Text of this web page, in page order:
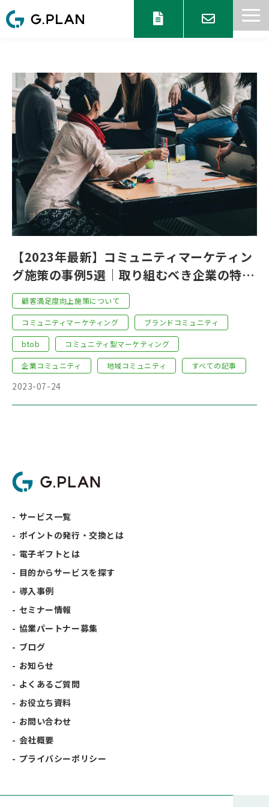
目的からサービスを探す
セミナー 情報
協業パートナー募集
ブログ
お知らせ
【2023年最新】コミュニティマーケティン
グ施策の事例5選｜取り組むべき企業の特徴
もわかりやすく解説！
顧客満足度向上施策について
コミュニティマーケティング ブランドコミュニティ
btob コミュニティ型マーケティング
企業コミュニティ 地域コミュニティ すべての記事
2023-07-24
サービス一覧
ポイントの発行・交換とは
電子ギフトとは
目的からサービスを探す
導入事例
セミナー情報
協業パートナー募集
ブログ
お知らせ
よくあるご質問
お役立ち資料
お問い合わせ
会社概要
プライバシーポリシー